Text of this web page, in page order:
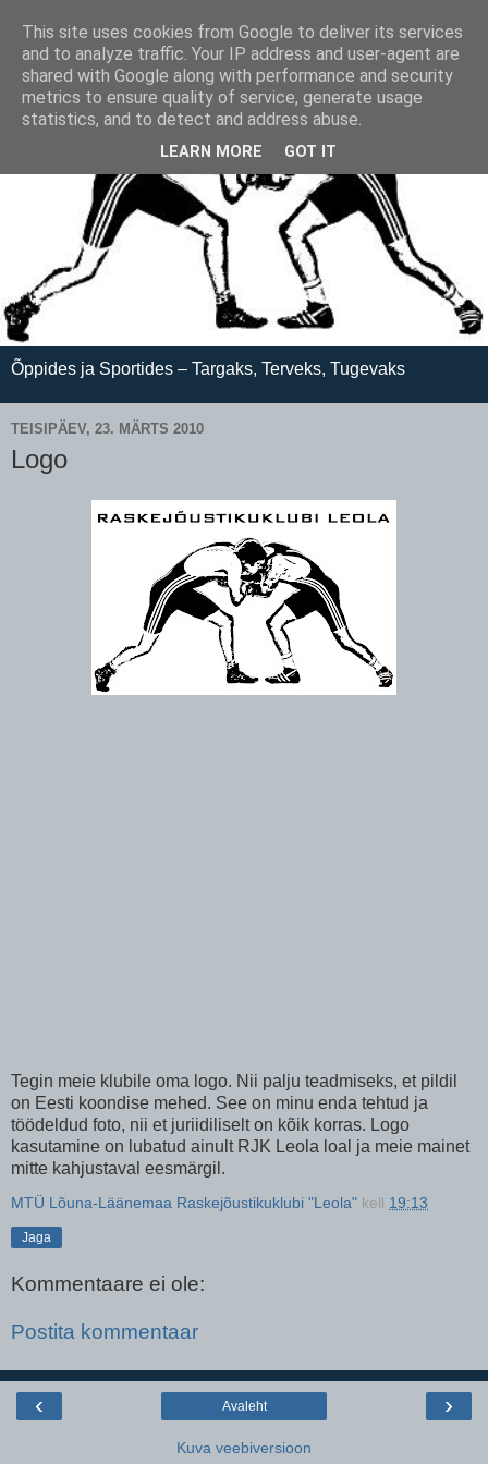
Õppides ja Sportides – Targaks, Terveks, Tugevaks
TEISIPÄEV, 23. MÄRTS 2010
Logo
Tegin meie klubile oma logo. Nii palju teadmiseks, et pildil
on Eesti koondise mehed. See on minu enda tehtud ja
töödeldud foto, nii et juriidiliselt on kõik korras. Logo
kasutamine on lubatud ainult RJK Leola loal ja meie mainet
mitte kahjustaval eesmärgil.
MTÜ Lõuna-Läänemaa Raskejõustikuklubi "Leola" kell 19:13
Jaga
Kommentaare ei ole:
Postita kommentaar
‹ ›
Avaleht
Kuva veebiversioon
This site uses cookies from Google to deliver its services
and to analyze traffic. Your IP address and user-agent are
shared with Google along with performance and security
metrics to ensure quality of service, generate usage
statistics, and to detect and address abuse.
LEARN MORE GOT IT